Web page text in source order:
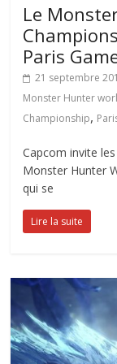
Le
Paris
21 septembre
Monster Hunter
Championship,
Capcom invite
Monster Hunter
qui se
Lire la suite